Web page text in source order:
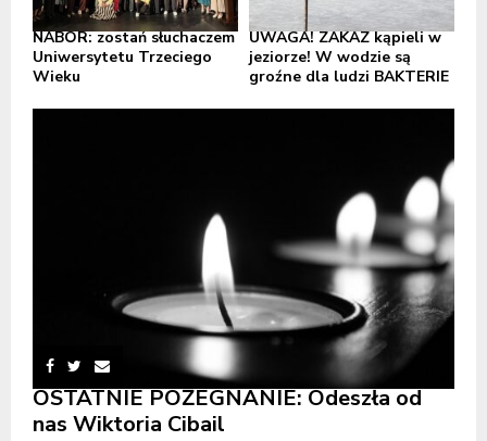
NABÓR: zostań słuchaczem
Uniwersytetu Trzeciego
Wieku
UWAGA! ZAKAZ kąpieli w
jeziorze! W wodzie są
groźne dla ludzi BAKTERIE
OSTATNIE POŻEGNANIE: Odeszła od
nas Wiktoria Cibail